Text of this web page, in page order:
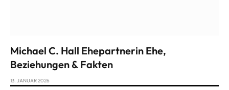
Michael C. Hall Ehepartnerin Ehe,
Beziehungen & Fakten
13. JANUAR 2026